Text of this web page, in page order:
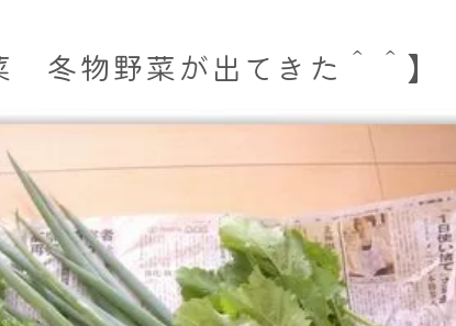
プロフィール
舞台・ライブ
冬物野菜が出てきた＾＾】